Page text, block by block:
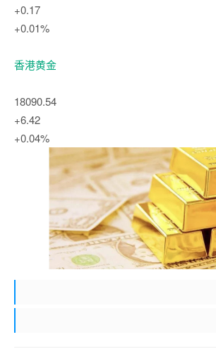
+0.17
+0.01%
香港黄金
18090.54
+6.42
+0.04%